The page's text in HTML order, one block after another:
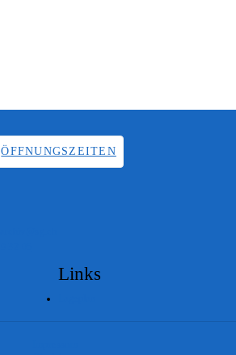
ÖFFNUNGSZEITEN
Links